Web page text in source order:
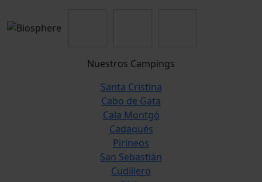
Nuestros Campings
Santa Cristina
Cabo de Gata
Cala Montgó
Cadaqués
Pirineos
San Sebastián
Cudillero